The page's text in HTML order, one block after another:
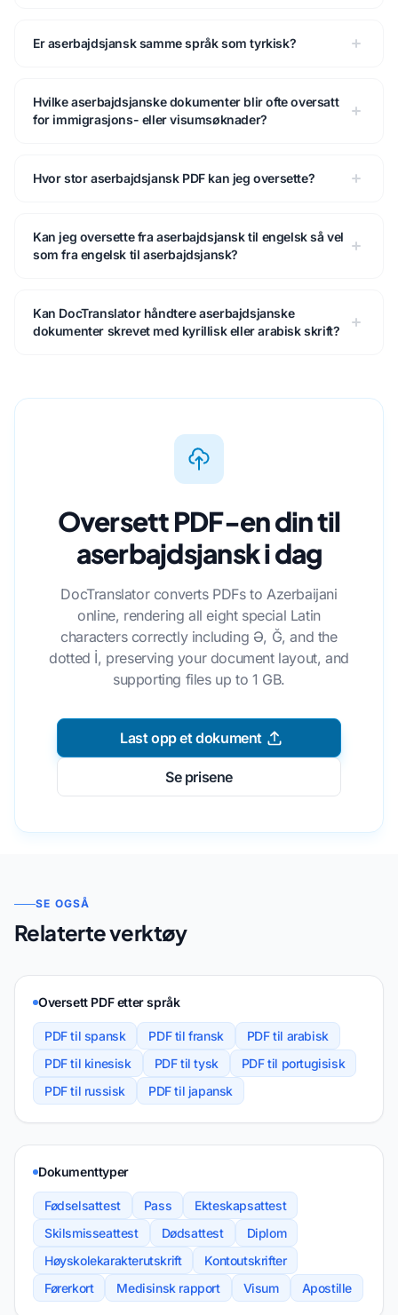
Er aserbajdsjansk samme språk som tyrkisk?
Hvilke aserbajdsjanske dokumenter blir ofte oversatt
for immigrasjons- eller visumsøknader?
Hvor stor aserbajdsjansk PDF kan jeg oversette?
Kan jeg oversette fra aserbajdsjansk til engelsk så vel
som fra engelsk til aserbajdsjansk?
Kan DocTranslator håndtere aserbajdsjanske
dokumenter skrevet med kyrillisk eller arabisk skrift?
Oversett PDF-en din til
aserbajdsjansk i dag
DocTranslator converts PDFs to Azerbaijani
online, rendering all eight special Latin
characters correctly including Ə, Ğ, and the
dotted İ, preserving your document layout, and
supporting files up to 1 GB.
Last opp et dokument
Se prisene
SE OGSÅ
Relaterte verktøy
Oversett PDF etter språk
PDF til spansk PDF til fransk
PDF til arabisk
PDF til kinesisk
PDF til tysk
PDF til portugisisk
PDF til russisk
PDF til japansk
Dokumenttyper
Fødselsattest Pass
Ekteskapsattest
Skilsmisseattest
Dødsattest
Diplom
Høyskolekarakterutskrift
Kontoutskrifter
Førerkort
Medisinsk rapport Visum Apostille